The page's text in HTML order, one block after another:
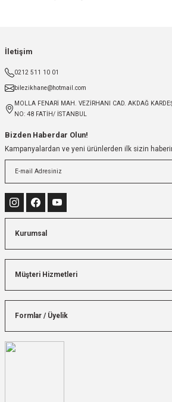
İletişim
0212 511 10 01
bilezikhane@hotmail.com
MOLLA FENARİ MAH. VEZİRHANI CAD. AKDAĞ
NO: 48 FATİH/ İSTANBUL
Bizden Haberdar Olun!
Kampanyalardan ve yeni ürünlerden ilk sizin
Kurumsal
Müşteri Hizmetleri
Formlar / Üyelik